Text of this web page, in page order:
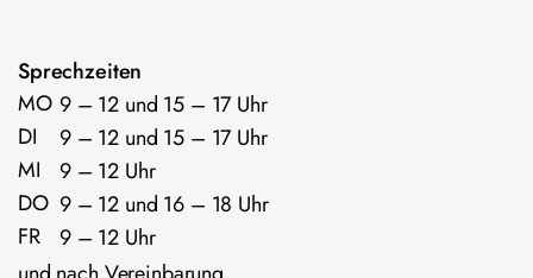
Sprechzeiten
MO 9 – 12 und 15 – 17 Uhr
DI
9 – 12 und 15 – 17 Uhr
MI
9 – 12 Uhr
DO 9 – 12 und 16 – 18 Uhr
FR
9 – 12 Uhr